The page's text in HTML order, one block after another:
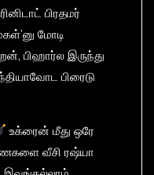
பிரதமர்
மோடி
பிஹார்ல இருந்து
பிரைடு
உக்ரைன் மீது ஒரே
வீசி ரஷ்யா